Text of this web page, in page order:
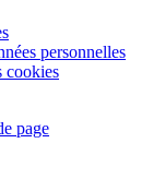
personnelles
cookies